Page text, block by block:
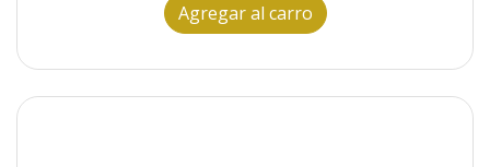
Agregar al carro